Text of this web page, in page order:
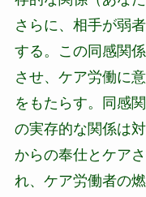
さらに、相手が弱
する。この同感関
させ、ケア労働に
をもたらす。同感
の実存的な関係は
からの奉仕とケア
れ、ケア労働者の